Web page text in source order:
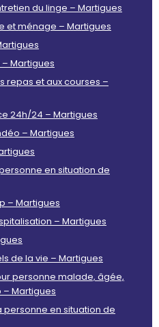
du linge – Martigues
et ménage – Martigues
Martigues
repas et aux courses –
24h/24 – Martigues
– Martigues
en situation de
– Martigues
– Martigues
de la vie – Martigues
personne malade, âgée,
Martigues
en situation de